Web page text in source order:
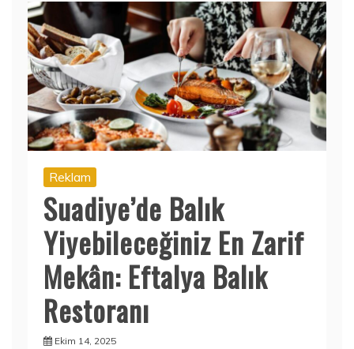
Reklam
Suadiye’de Balık
Yiyebileceğiniz En Zarif
Mekân: Eftalya Balık
Restoranı
Ekim 14, 2025